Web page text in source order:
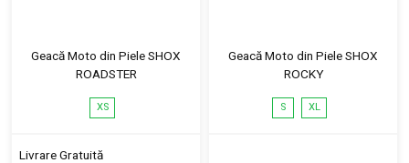
Geacă Moto din Piele SHOX
ROADSTER
XS
Livrare Gratuită
Geacă Moto din Piele SHOX
ROCKY
S XL